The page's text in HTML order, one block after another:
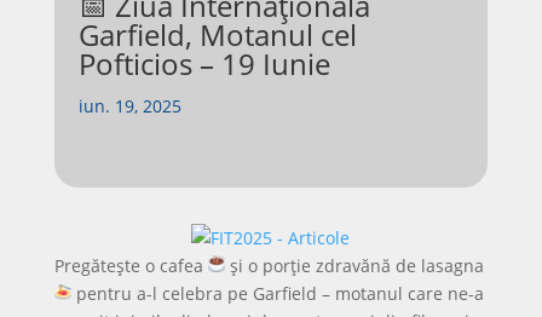
Garfield, Motanul cel
Pofticios – 19 Iunie
iun. 19, 2025
Pregătește o cafea
și o porție zdravănă de lasagna
pentru a-l celebra pe Garfield – motanul care ne-a